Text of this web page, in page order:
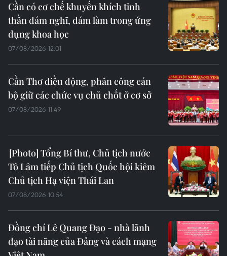
Cần có cơ chế khuyến khích tinh
thần dám nghĩ, dám làm trong ứng
dụng khoa học
07/08/2026 12:01
Cần Thơ điều động, phân công cán
bộ giữ các chức vụ chủ chốt ở cơ sở
07/08/2026 11:49
Tổng Bí thư, Chủ tịch nước
Tô Lâm tiếp Chủ tịch Quốc hội kiêm
Chủ tịch Hạ viện Thái Lan
07/08/2026 10:54
Đồng chí Lê Quang Đạo - nhà lãnh
đạo tài năng của Đảng và cách mạng